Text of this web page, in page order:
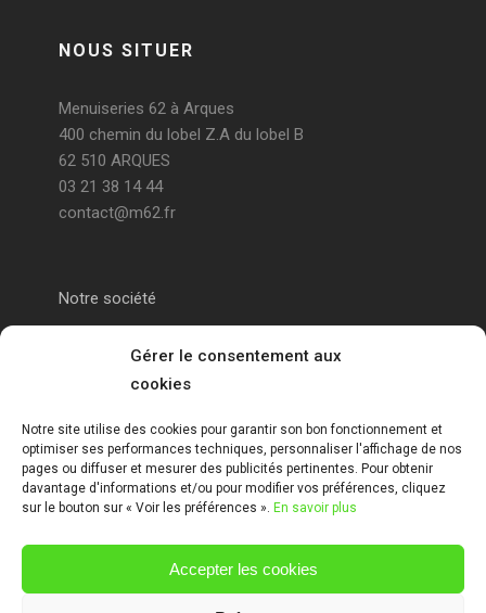
Gérer le consentement aux
cookies
Notre site utilise des cookies pour garantir son bon fonctionnement et
optimiser ses performances techniques, personnaliser l'affichage de nos
pages ou diffuser et mesurer des publicités pertinentes. Pour obtenir
davantage d'informations et/ou pour modifier vos préférences, cliquez
sur le bouton sur « Voir les préférences ». En savoir plus
Accepter les cookies
NOUS SITUER
Menuiseries 62 à Arques
400 chemin du lobel Z.A du lobel B
62 510 ARQUES
03 21 38 14 44
contact@m62.fr
Notre société
Portail alu Saint-Omer
Clôture 62
Garde-corps pas de calais
Mentions Légales